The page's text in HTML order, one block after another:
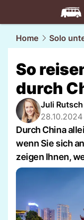
travel.
Home Solo
So
durch
Juli Rutsch
Durch China
wenn Sie sich
zeigen Ihnen,